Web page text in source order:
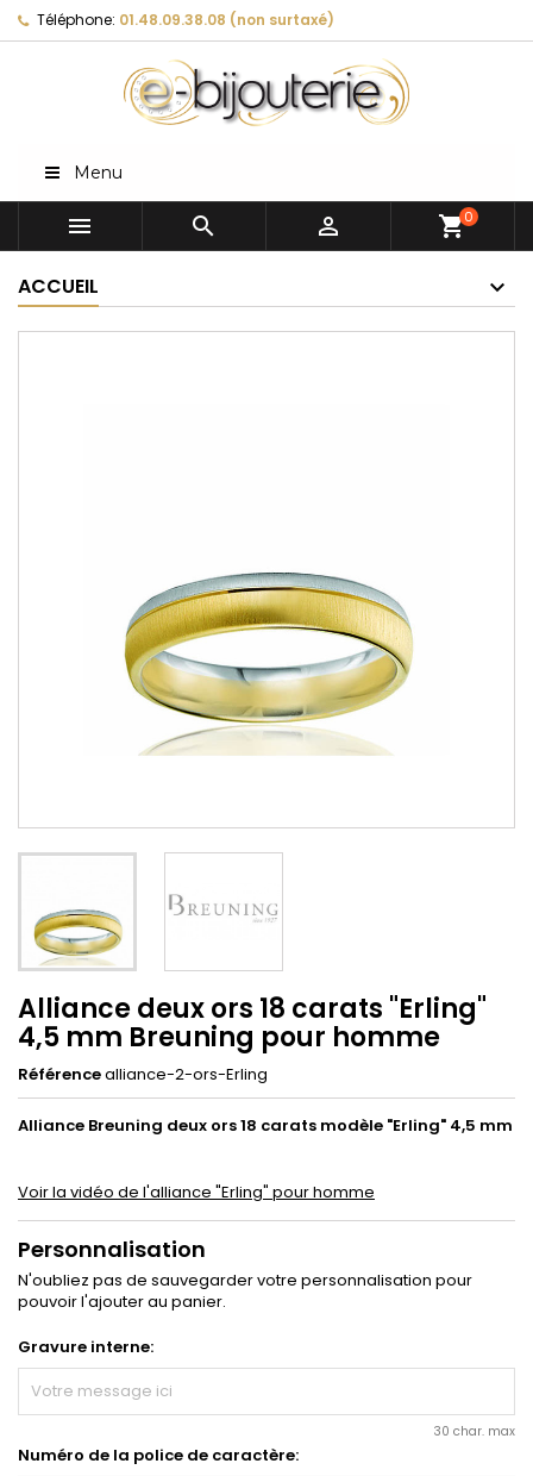
Téléphone: 01.48.09.38.08 (non surtaxé)
Menu
   shopping_cart0
ACCUEIL
Alliance deux ors 18 carats "Erling"
4,5 mm Breuning pour homme
Référencealliance-2-ors-Erling
Alliance Breuning deux ors 18 carats modèle "Erling" 4,5 mm
Voir la vidéo de l'alliance "Erling" pour homme
Personnalisation
N'oubliez pas de sauvegarder votre personnalisation pour
pouvoir l'ajouter au panier.
Gravure interne:
30 char. max
Numéro de la police de caractère: